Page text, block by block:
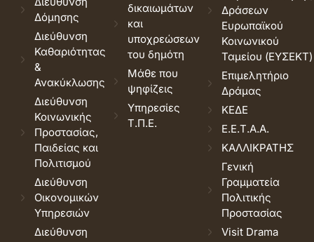
Δόμησης
Διεύθυνση
Καθαριότητας
&
Ανακύκλωσης
Διεύθυνση
Κοινωνικής
Προστασίας,
Παιδείας και
Πολιτισμού
Διεύθυνση
Οικονομικών
Υπηρεσιών
Διεύθυνση
δικαιωμάτων
και
υποχρεώσεων
του δημότη
Μάθε που
ψηφίζεις
Υπηρεσίες
Τ.Π.Ε.
Δράσεων
Ευρωπαϊκού
Κοινωνικού
Ταμείου (ΕΥΣΕΚΤ)
Επιμελητήριο
Δράμας
ΚΕΔΕ
Ε.Ε.Τ.Α.Α.
ΚΑΛΛΙΚΡΑΤΗΣ
Γενική
Γραμματεία
Πολιτικής
Προστασίας
Visit Drama